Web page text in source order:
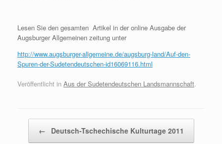
Lesen Sie den gesamten Artikel in der online Ausgabe der
Augsburger Allgemeinen zeitung unter
http://www.augsburger-allgemeine.de/augsburg-land/Auf-den-
Spuren-der-Sudetendeutschen-id16069116.html
Veröffentlicht in Aus der Sudetendeutschen Landsmannschaft.
← Deutsch-Tschechische Kulturtage 2011